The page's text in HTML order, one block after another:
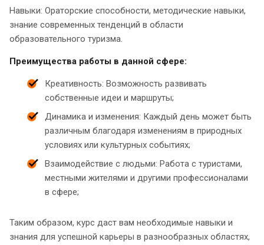
Навыки: Ораторские способности, методические навыки,
знание современных тенденций в области
образовательного туризма.
Преимущества работы в данной сфере:
Креативность: Возможность развивать
собственные идеи и маршруты;
Динамика и изменения: Каждый день может быть
различным благодаря изменениям в природных
условиях или культурных событиях;
Взаимодействие с людьми: Работа с туристами,
местными жителями и другими профессионалами
в сфере;
Таким образом, курс даст вам необходимые навыки и
знания для успешной карьеры в разнообразных областях,